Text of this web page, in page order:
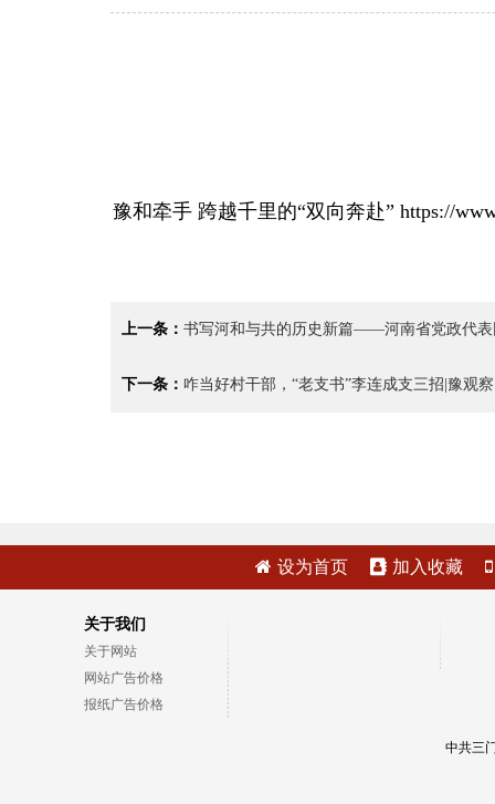
豫和牵手 跨越千里的“双向奔赴” https://
上一条： 书写河和与共的历史新篇——河南省党政代
下一条： 咋当好村干部，“老支书”李连成支三招|豫观察
设为首页 加入收藏
关于我们
关于网站
网站广告价格
报纸广告价格
中共三